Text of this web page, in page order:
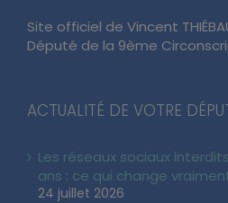
Site officiel de Vincent
Député de la 9ème
ACTUALITÉ DE VOTRE
Les réseaux sociaux
ans : ce qui change
24 juillet 2026